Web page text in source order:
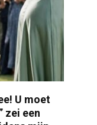
U moet
zei een